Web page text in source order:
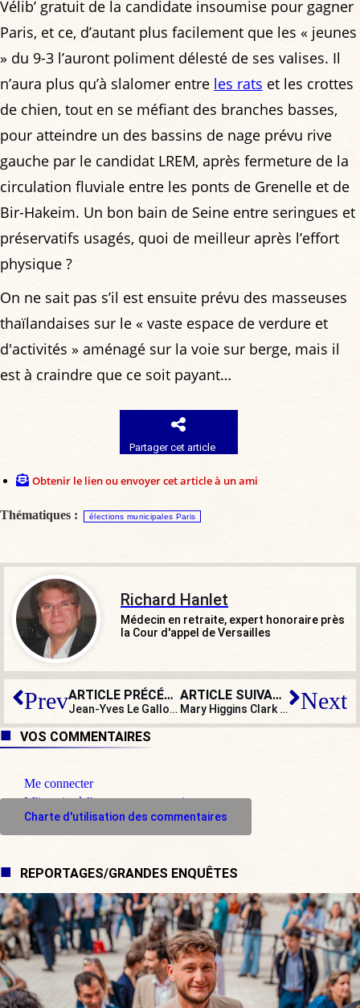
Vélib’ gratuit de la candidate insoumise pour gagner
Paris, et ce, d’autant plus facilement que les « jeunes
» du 9-3 l’auront poliment délesté de ses valises. Il
n’aura plus qu’à slalomer entre les rats et les crottes
de chien, tout en se méfiant des branches basses,
pour atteindre un des bassins de nage prévu rive
gauche par le candidat LREM, après fermeture de la
circulation fluviale entre les ponts de Grenelle et de
Bir-Hakeim. Un bon bain de Seine entre seringues et
préservatifs usagés, quoi de meilleur après l’effort
physique ?
On ne sait pas s’il est ensuite prévu des masseuses
thaïlandaises sur le « vaste espace de verdure et
d'activités » aménagé sur la voie sur berge, mais il
est à craindre que ce soit payant…
Partager cet article
Obtenir le lien ou envoyer cet article à un ami
Thématiques : élections municipales Paris
Richard Hanlet
Médecin en retraite, expert honoraire près
la Cour d'appel de Versailles
Prev ARTICLE PRÉCÉDENT
Jean-Yves Le Gallou, sur la réforme de l’ENA : « La sélection par le mérite, la pensée, la culture générale, voilà ce qu’il faut foutre en l’air »
ARTICLE SUIVANT
Mary Higgins Clark : parce que la réalité dépasse souvent la fiction… Next
VOS COMMENTAIRES
Me connecter
M'inscrire à l'espace commentaire
Charte d'utilisation des commentaires
REPORTAGES/GRANDES ENQUÊTES